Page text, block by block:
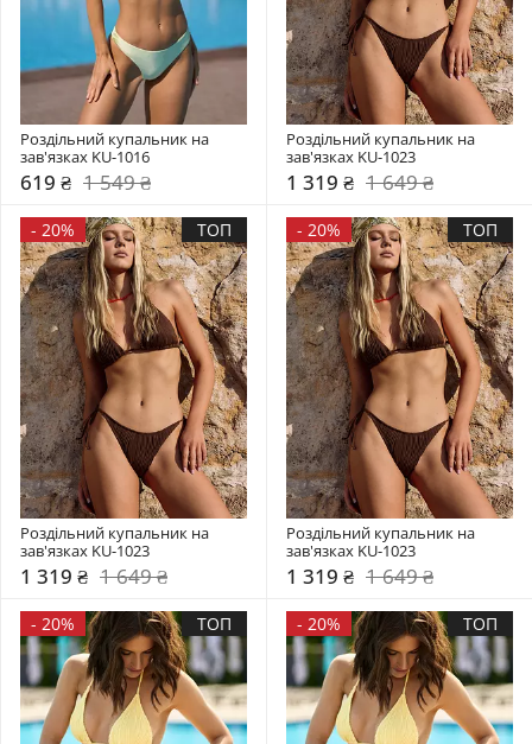
Роздільний купальник на
зав'язках KU-1016
619 ₴ 1 549 ₴
Роздільний купальник на
зав'язках KU-1023
1 319 ₴ 1 649 ₴
- 20% ТОП
Роздільний купальник на
зав'язках KU-1023
1 319 ₴ 1 649 ₴
- 20% ТОП
Роздільний купальник на
зав'язках KU-1023
1 319 ₴ 1 649 ₴
- 20% ТОП - 20% ТОП